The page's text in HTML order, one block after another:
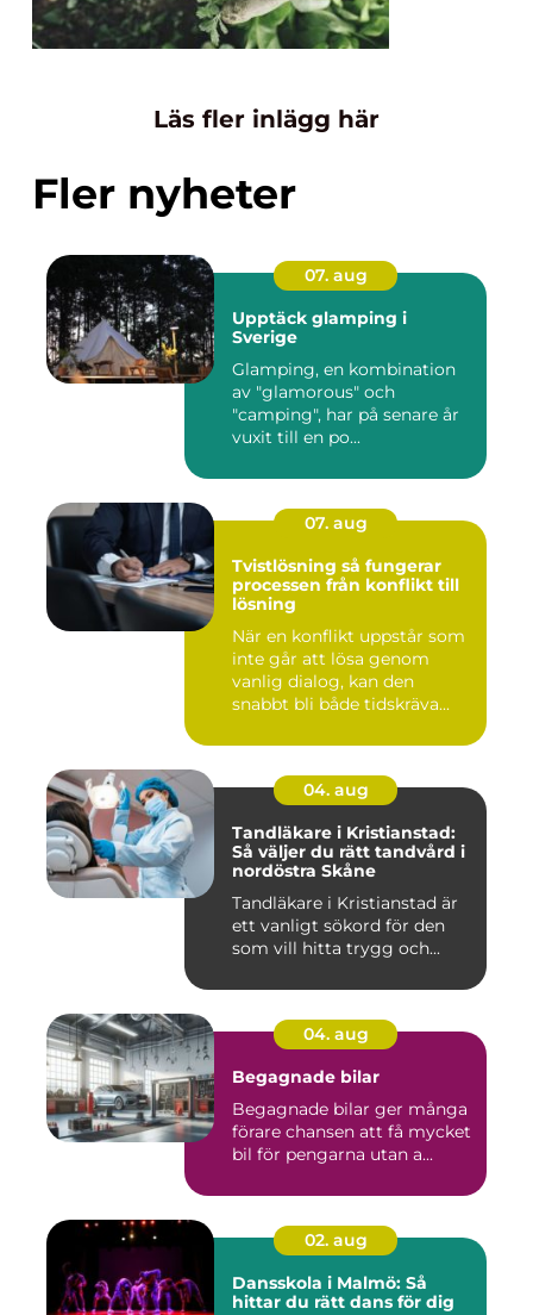
Läs fler inlägg här
Fler nyheter
07. aug
Upptäck glamping i
Sverige
Glamping, en kombination
av "glamorous" och
"camping", har på senare år
vuxit till en po...
07. aug
Tvistlösning så fungerar
processen från konflikt till
lösning
När en konflikt uppstår som
inte går att lösa genom
vanlig dialog, kan den
snabbt bli både tidskräva...
04. aug
Tandläkare i Kristianstad:
Så väljer du rätt tandvård i
nordöstra Skåne
Tandläkare i Kristianstad är
ett vanligt sökord för den
som vill hitta trygg och...
04. aug
Begagnade bilar
Begagnade bilar ger många
förare chansen att få mycket
bil för pengarna utan a...
02. aug
Dansskola i Malmö: Så
hittar du rätt dans för dig